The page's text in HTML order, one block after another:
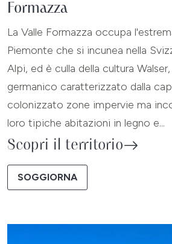
Formazza
La Valle Formazza occupa
Piemonte che si incunea nella
Alpi, ed è culla della cultura
germanico caratterizzato dalla
colonizzato zone impervie ma
loro tipiche abitazioni in legno e...
Scopri il territorio
SOGGIORNA